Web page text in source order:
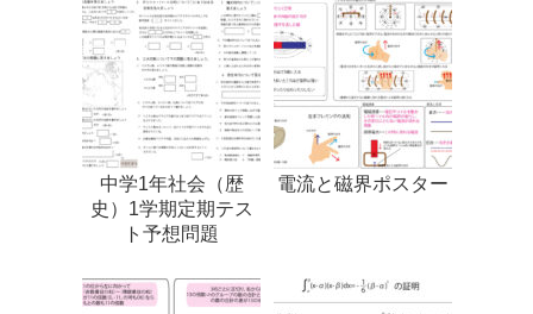
中学1年社会（歴
史）1学期定期テス
ト予想問題
電流と磁界ポスター